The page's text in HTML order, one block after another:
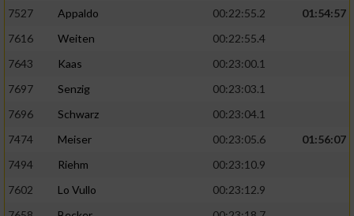
7527
Appaldo 00:22:55.2
01:54:57
7616
Weiten
00:22:55.4
7643
Kaas
00:23:00.1
7697
Senzig
00:23:03.1
7696
Schwarz
00:23:04.1
7474
Meiser 00:23:05.6
01:56:07
7494
Riehm
00:23:10.9
7602
Lo Vullo
00:23:12.9